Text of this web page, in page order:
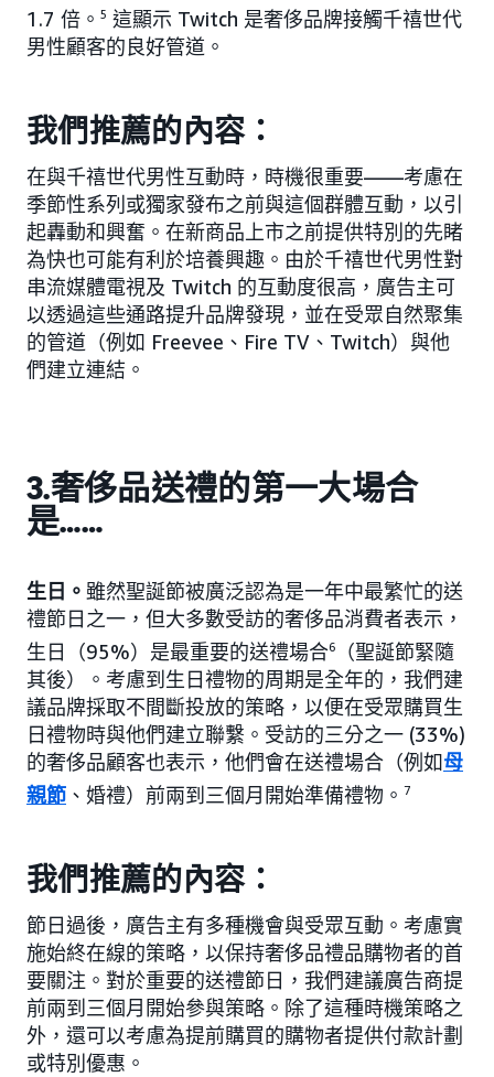
1.7 倍。 5 這顯示 Twitch 是奢侈品牌接觸千禧世代
男性顧客的良好管道。
我們推薦的內容：
在與千禧世代男性互動時，時機很重要——考慮在
季節性系列或獨家發布之前與這個群體互動，以引
起轟動和興奮。在新商品上市之前提供特別的先睹
為快也可能有利於培養興趣。由於千禧世代男性對
串流媒體電視及 Twitch 的互動度很高，廣告主可
以透過這些通路提升品牌發現，並在受眾自然聚集
的管道（例如 Freevee、Fire TV、Twitch）與他
們建立連結。
3.奢侈品送禮的第一大場合
是……
生日。 雖然聖誕節被廣泛認為是一年中最繁忙的送
禮節日之一，但大多數受訪的奢侈品消費者表示，
生日（95%）是最重要的送禮場合6
（聖誕節緊隨
其後）。考慮到生日禮物的周期是全年的，我們建
議品牌採取不間斷投放的策略，以便在受眾購買生
日禮物時與他們建立聯繫。受訪的三分之一 (33%)
的奢侈品顧客也表示，他們會在送禮場合（例如母
親節 、婚禮）前兩到三個月開始準備禮物。 7
我們推薦的內容：
節日過後，廣告主有多種機會與受眾互動。考慮實
施始終在線的策略，以保持奢侈品禮品購物者的首
要關注。對於重要的送禮節日，我們建議廣告商提
前兩到三個月開始參與策略。除了這種時機策略之
外，還可以考慮為提前購買的購物者提供付款計劃
或特別優惠。